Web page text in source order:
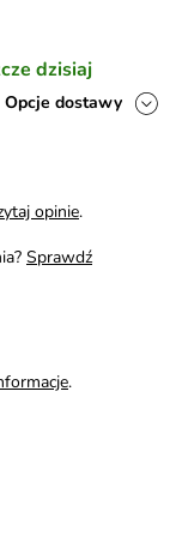
dzisiaj
Opcje dostawy
opinie.
Sprawdź
.